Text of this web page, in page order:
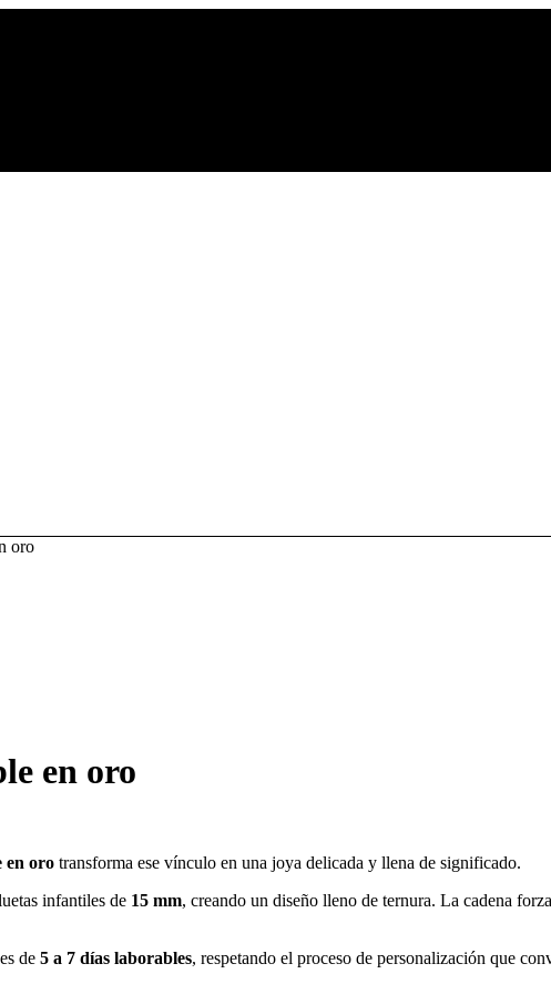
oro
en oro
en oro transforma ese vínculo en una joya delicada y llena de significado.
infantiles de 15 mm, creando un diseño lleno de ternura. La cadena
de 5 a 7 días laborables, respetando el proceso de personalización que